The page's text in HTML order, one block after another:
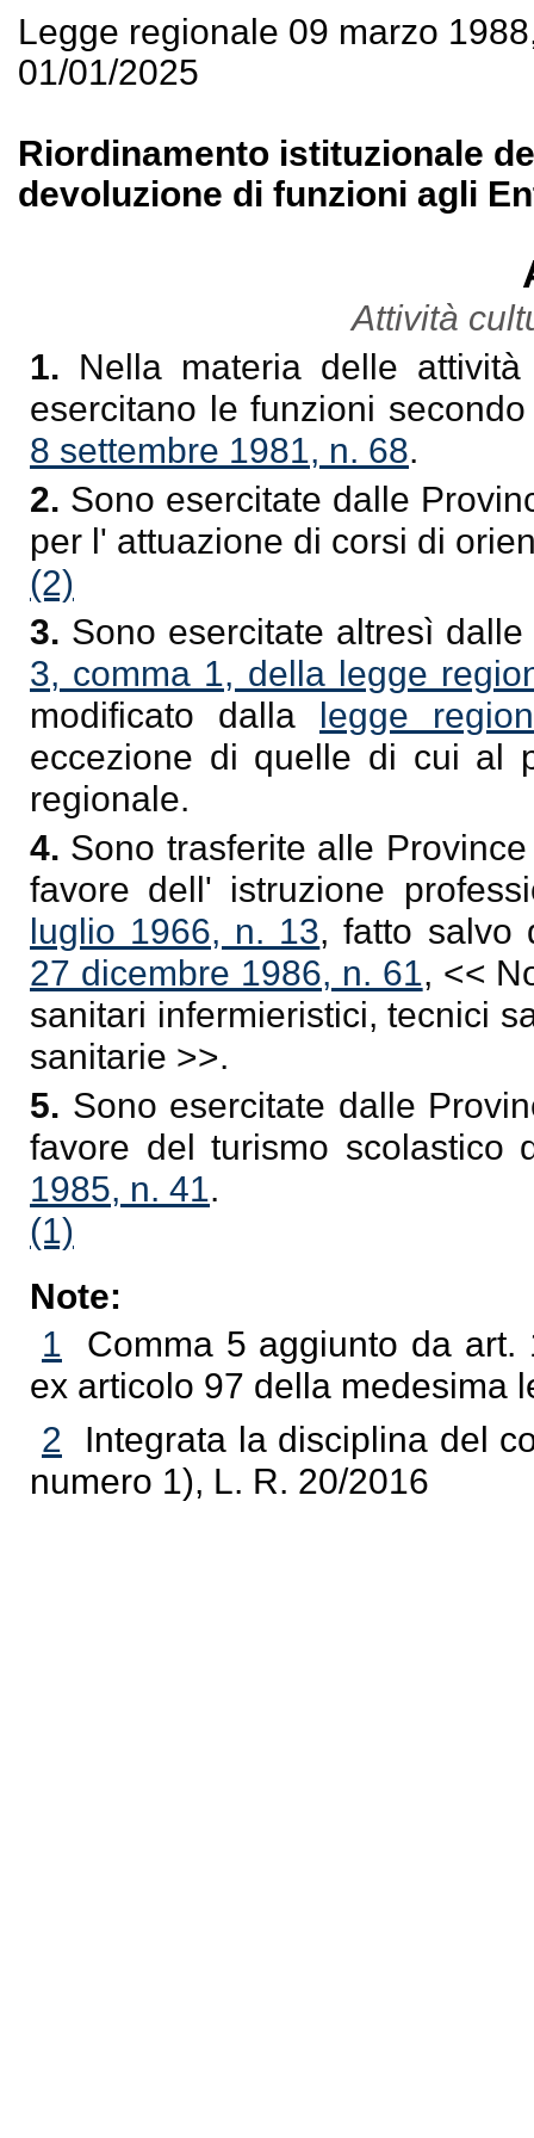
Legge regionale 09 marzo
01/01/2025
Riordinamento istituzionale
devoluzione di funzioni agli
Attività
1. Nella materia delle
esercitano le funzioni
8 settembre 1981, n. 68.
2. Sono esercitate dalle
per l' attuazione di corsi di
(2)
3. Sono esercitate altresì
3, comma 1, della legge
modificato dalla legge
eccezione di quelle di cui al
regionale.
4. Sono trasferite alle
favore dell' istruzione
luglio 1966, n. 13, fatto salvo
27 dicembre 1986, n. 61, <<
sanitari infermieristici, tecnici
sanitarie >>.
5. Sono esercitate dalle
favore del turismo
1985, n. 41.
(1)
Note:
1
Comma 5 aggiunto da
ex articolo 97 della medesima
2
Integrata la disciplina del
numero 1), L. R. 20/2016